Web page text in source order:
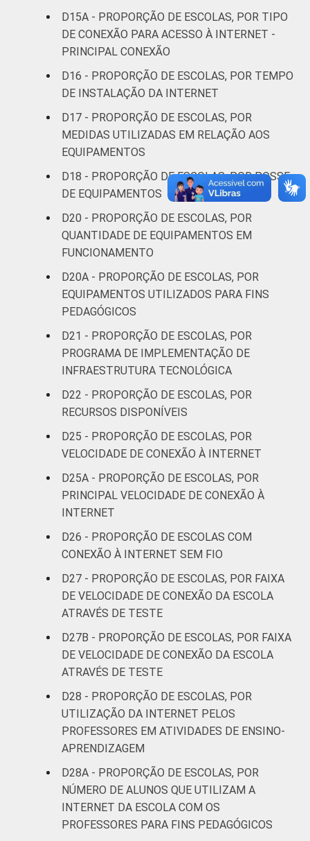
D15A - PROPORÇÃO DE ESCOLAS, POR TIPO
DE CONEXÃO PARA ACESSO À INTERNET -
PRINCIPAL CONEXÃO
D16 - PROPORÇÃO DE ESCOLAS, POR TEMPO
DE INSTALAÇÃO DA INTERNET
D17 - PROPORÇÃO DE ESCOLAS, POR
MEDIDAS UTILIZADAS EM RELAÇÃO AOS
EQUIPAMENTOS
D18 - PROPORÇÃO DE ESCOLAS, POR POSSE
DE EQUIPAMENTOS
D20 - PROPORÇÃO DE ESCOLAS, POR
QUANTIDADE DE EQUIPAMENTOS EM
FUNCIONAMENTO
D20A - PROPORÇÃO DE ESCOLAS, POR
EQUIPAMENTOS UTILIZADOS PARA FINS
PEDAGÓGICOS
D21 - PROPORÇÃO DE ESCOLAS, POR
PROGRAMA DE IMPLEMENTAÇÃO DE
INFRAESTRUTURA TECNOLÓGICA
D22 - PROPORÇÃO DE ESCOLAS, POR
RECURSOS DISPONÍVEIS
D25 - PROPORÇÃO DE ESCOLAS, POR
VELOCIDADE DE CONEXÃO À INTERNET
D25A - PROPORÇÃO DE ESCOLAS, POR
PRINCIPAL VELOCIDADE DE CONEXÃO À
INTERNET
D26 - PROPORÇÃO DE ESCOLAS COM
CONEXÃO À INTERNET SEM FIO
D27 - PROPORÇÃO DE ESCOLAS, POR FAIXA
DE VELOCIDADE DE CONEXÃO DA ESCOLA
ATRAVÉS DE TESTE
D27B - PROPORÇÃO DE ESCOLAS, POR FAIXA
DE VELOCIDADE DE CONEXÃO DA ESCOLA
ATRAVÉS DE TESTE
D28 - PROPORÇÃO DE ESCOLAS, POR
UTILIZAÇÃO DA INTERNET PELOS
PROFESSORES EM ATIVIDADES DE ENSINO-
APRENDIZAGEM
D28A - PROPORÇÃO DE ESCOLAS, POR
NÚMERO DE ALUNOS QUE UTILIZAM A
INTERNET DA ESCOLA COM OS
PROFESSORES PARA FINS PEDAGÓGICOS